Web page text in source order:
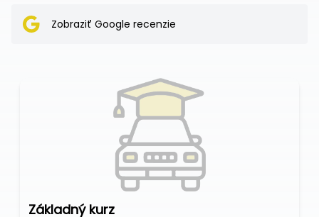
Zobraziť Google recenzie
Základný kurz